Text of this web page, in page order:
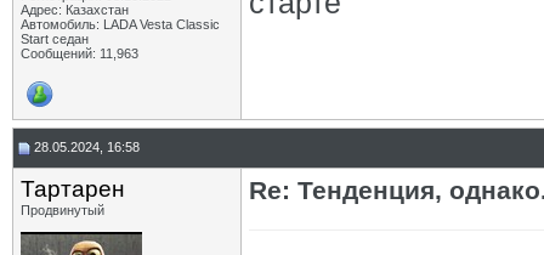
Адрес: Казахстан
Автомобиль: LADA Vesta Classic
Start седан
Сообщений: 11,963
28.05.2024, 16:58
Тартарен
Продвинутый
Re: Тенденция,